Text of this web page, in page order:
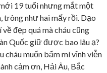
19 tuổi nhưng mắt một
trông như hai mấy rồi. Dạo
đẹp quá mà cháu cũng
Quốc giữ được bao lâu ạ?
cháu muốn bấm mí vĩnh viễn
cảm ơn, Hải Âu, Bắc